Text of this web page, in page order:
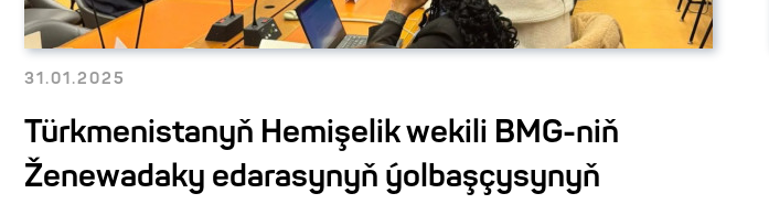
31.01.2025
Türkmenistanyň Hemişelik wekili BMG-niň
Ženewadaky edarasynyň ýolbaşçysynyň